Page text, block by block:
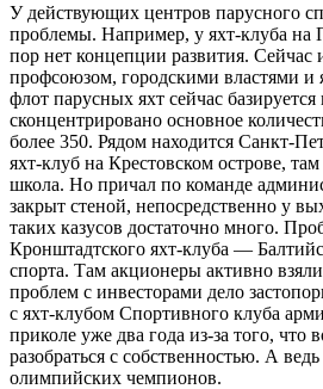
У действующих центров парусного
проблемы. Например, у яхт-клуба на
пор нет концепции развития. Сейчас
профсоюзом, городскими властями и
флот парусных яхт сейчас
сконцентрировано основное
более 350. Рядом находится Санкт-
яхт-клуб на Крестовском острове,
школа. Но причал по команде
закрыт стеной, непосредственно у
таких казусов достаточно много.
Кронштадтского яхт-клуба —
спорта. Там акционеры активно
проблем с инвесторами дело
с яхт-клубом Спортивного клуба
приколе уже два года из-за того, что
разобраться с собственностью. А
олимпийских чемпионов.